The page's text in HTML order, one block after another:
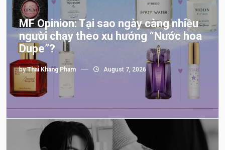
MF Opinion: Tại sao ngày càng nhiều
người chạy theo xu hướng “Nước hoa
Dupe”?
byThai Khang Pham August 7, 2026